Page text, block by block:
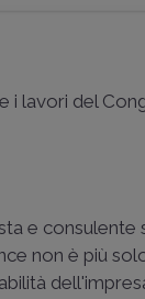
i lavori del
e
non è più